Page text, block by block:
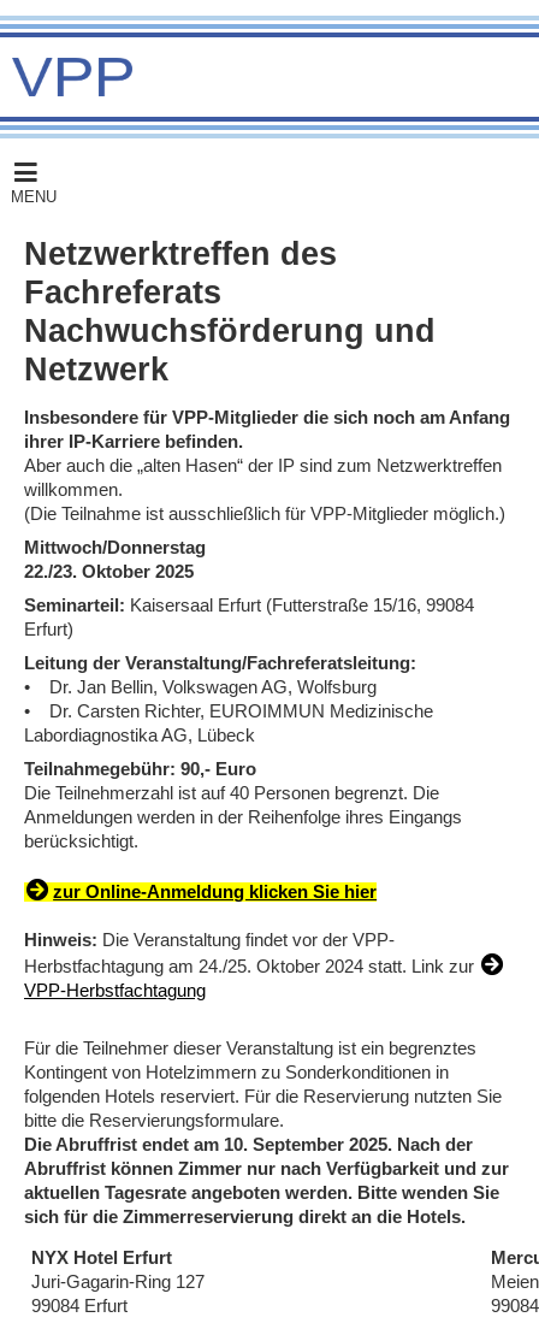
MENU
Netzwerktreffen des
Fachreferats
Nachwuchsförderung und
Netzwerk
Insbesondere für VPP-Mitglieder die sich noch am Anfang
ihrer IP-Karriere befinden.
Aber auch die „alten Hasen“ der IP sind zum Netzwerktreffen
willkommen.
(Die Teilnahme ist ausschließlich für VPP-Mitglieder möglich.)
Mittwoch/Donnerstag
22./23. Oktober 2025
Seminarteil: Kaisersaal Erfurt (Futterstraße 15/16, 99084
Erfurt)
Leitung der Veranstaltung/Fachreferatsleitung:
• Dr. Jan Bellin, Volkswagen AG, Wolfsburg
• Dr. Carsten Richter, EUROIMMUN Medizinische
Labordiagnostika AG, Lübeck
Teilnahmegebühr: 90,- Euro
Die Teilnehmerzahl ist auf 40 Personen begrenzt. Die
Anmeldungen werden in der Reihenfolge ihres Eingangs
berücksichtigt.
zur Online-Anmeldung klicken Sie hier
Hinweis: Die Veranstaltung findet vor der VPP-
Herbstfachtagung am 24./25. Oktober 2024 statt. Link zur
VPP-Herbstfachtagung
Für die Teilnehmer dieser Veranstaltung ist ein begrenztes
Kontingent von Hotelzimmern zu Sonderkonditionen in
folgenden Hotels reserviert. Für die Reservierung nutzten Sie
bitte die Reservierungsformulare.
Die Abruffrist endet am 10. September 2025. Nach der
Abruffrist können Zimmer nur nach Verfügbarkeit und zur
aktuellen Tagesrate angeboten werden. Bitte wenden Sie
sich für die Zimmerreservierung direkt an die Hotels.
NYX Hotel Erfurt
Juri-Gagarin-Ring 127
99084 Erfurt